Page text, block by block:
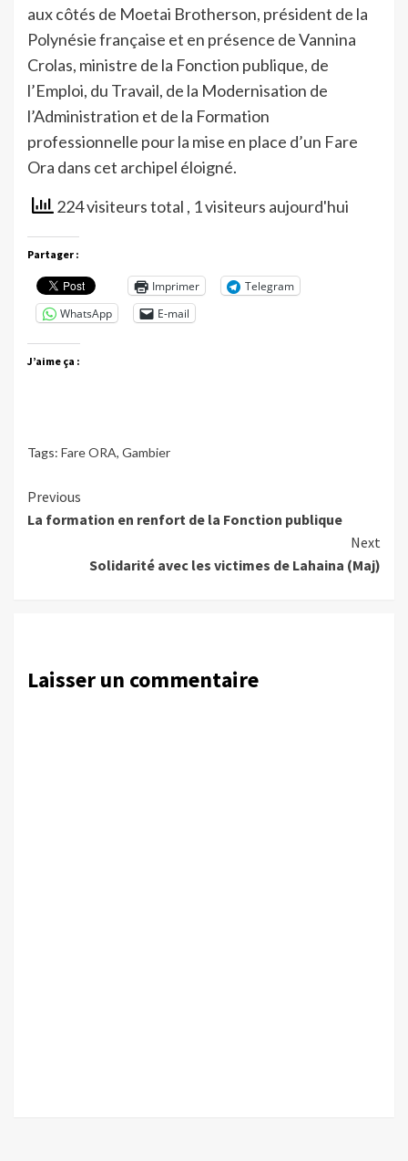
aux côtés de Moetai Brotherson, président de la
Polynésie française et en présence de Vannina
Crolas, ministre de la Fonction publique, de
l’Emploi, du Travail, de la Modernisation de
l’Administration et de la Formation
professionnelle pour la mise en place d’un Fare
Ora dans cet archipel éloigné.
224 visiteurs total , 1 visiteurs aujourd'hui
Partager :
Imprimer
Telegram
WhatsApp
E-mail
J’aime ça :
Tags: Fare ORA, Gambier
Continue
Reading
Previous
La formation en renfort de la Fonction publique
Next
Solidarité avec les victimes de Lahaina (Maj)
Laisser un commentaire